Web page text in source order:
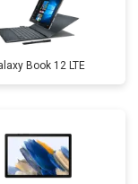
Book 12 LTE